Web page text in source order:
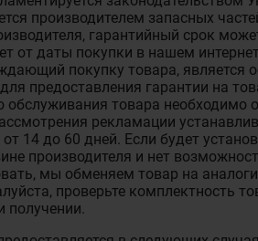
производителем запасных
гарантийный срок
от даты покупки в нашем
покупку товара, является
предоставления гарантии на
обслуживания товара необходимо
рекламации
от 14 до 60 дней. Если будет
производителя и нет
мы обменяем товар на
проверьте комплектность
получении.